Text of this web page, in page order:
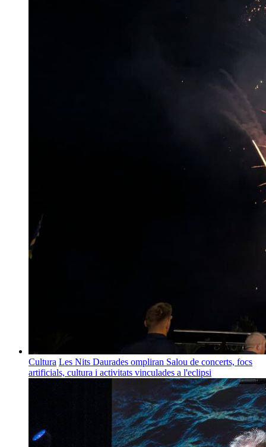
Cultura Les Nits Daurades ompliran Salou de concerts, focs
artificials, cultura i activitats vinculades a l'eclipsi